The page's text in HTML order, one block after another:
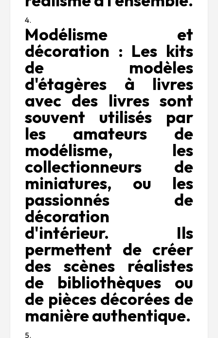
Modélisme et
décoration : Les kits
de modèles
d'étagères à livres
avec des livres sont
souvent utilisés par
les amateurs de
modélisme, les
collectionneurs de
miniatures, ou les
passionnés de
décoration
d'intérieur. Ils
permettent de créer
des scènes réalistes
de bibliothèques ou
de pièces décorées de
manière authentique.